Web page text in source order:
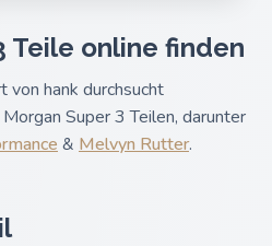
Teile online finden
hank durchsucht
Super 3 Teilen, darunter
& Melvyn Rutter.